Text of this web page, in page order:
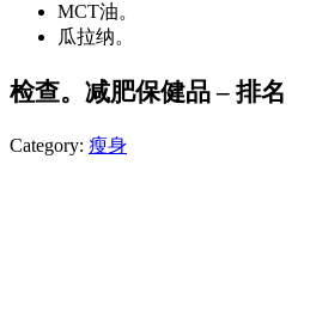
MCT油。
瓜拉纳。
检查。减肥保健品 – 排名
Category: 瘦身